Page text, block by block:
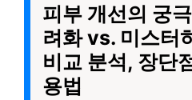
피부 개선의 궁
려화 vs. 미스터
비교 분석, 장단
용법